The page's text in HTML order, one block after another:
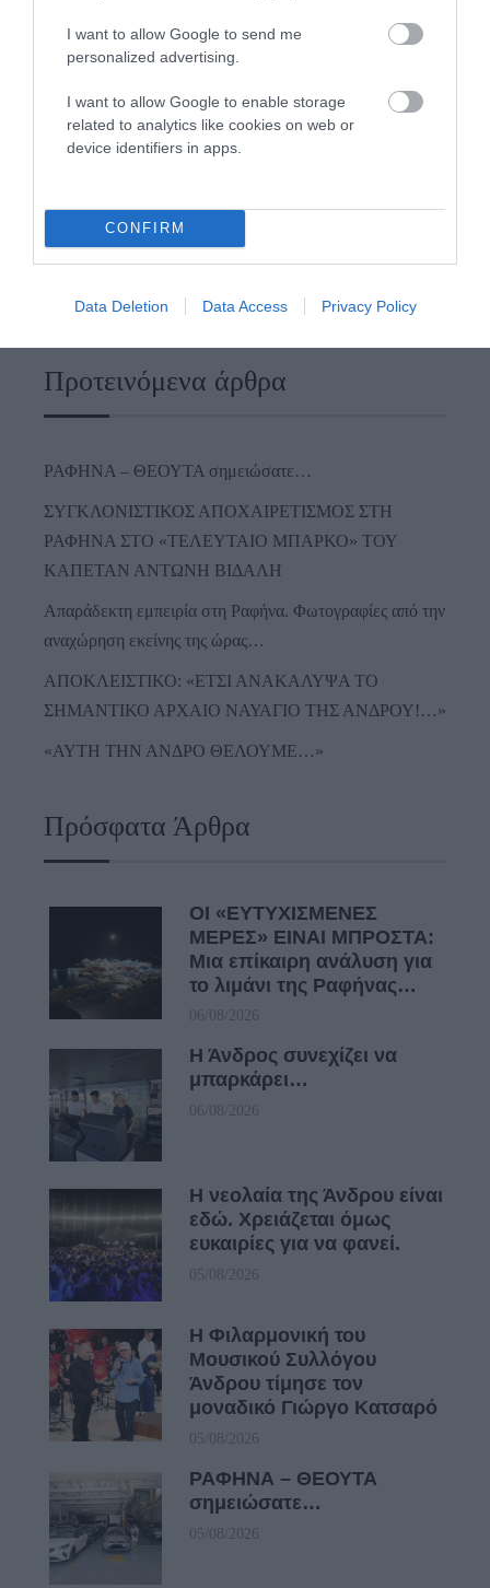
I want to allow Google to send me
personalized advertising.
I want to allow Google to enable storage
related to analytics like cookies on web or
device identifiers in apps.
CONFIRM
Data Deletion Data Access Privacy Policy
Προτεινόμενα άρθρα
ΡΑΦΗΝΑ – ΘΕΟΥΤΑ σημειώσατε…
ΣΥΓΚΛΟΝΙΣΤΙΚΟΣ ΑΠΟΧΑΙΡΕΤΙΣΜΟΣ ΣΤΗ
ΡΑΦΗΝΑ ΣΤΟ «ΤΕΛΕΥΤΑΙΟ ΜΠΑΡΚΟ» ΤΟΥ
ΚΑΠΕΤΑΝ ΑΝΤΩΝΗ ΒΙΔΑΛΗ
Απαράδεκτη εμπειρία στη Ραφήνα. Φωτογραφίες από την
αναχώρηση εκείνης της ώρας…
ΑΠΟΚΛΕΙΣΤΙΚΟ: «ΕΤΣΙ ΑΝΑΚΑΛΥΨΑ ΤΟ
ΣΗΜΑΝΤΙΚΟ ΑΡΧΑΙΟ ΝΑΥΑΓΙΟ ΤΗΣ ΑΝΔΡΟΥ!…»
«ΑΥΤΗ ΤΗΝ ΑΝΔΡΟ ΘΕΛΟΥΜΕ…»
Πρόσφατα Άρθρα
ΟΙ «ΕΥΤΥΧΙΣΜΕΝΕΣ
ΜΕΡΕΣ» ΕΙΝΑΙ ΜΠΡΟΣΤΑ:
Μια επίκαιρη ανάλυση για
το λιμάνι της Ραφήνας…
06/08/2026
Η Άνδρος συνεχίζει να
μπαρκάρει…
06/08/2026
Η νεολαία της Άνδρου είναι
εδώ. Χρειάζεται όμως
ευκαιρίες για να φανεί.
05/08/2026
Η Φιλαρμονική του
Μουσικού Συλλόγου
Άνδρου τίμησε τον
μοναδικό Γιώργο Κατσαρό
05/08/2026
ΡΑΦΗΝΑ – ΘΕΟΥΤΑ
σημειώσατε…
05/08/2026